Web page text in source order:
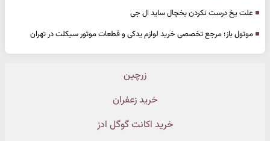
علت یخ درست نکردن یخچال ساید ال جی
موتول باز؛ مرجع تخصصی خرید لوازم یدکی و قطعات موتور سیکلت در تهران
زرچین
خرید زعفران
خرید اکانت گوگل ادز